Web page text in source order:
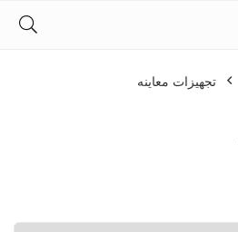
تجهیزات معاینه